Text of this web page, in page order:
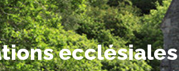
ecclésiales